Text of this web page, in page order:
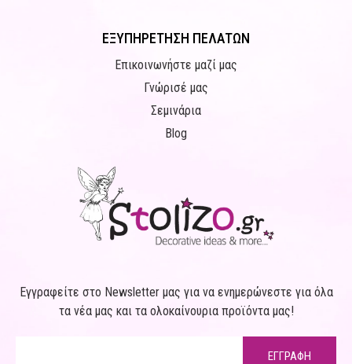
ΕΞΥΠΗΡΕΤΗΣΗ ΠΕΛΑΤΩΝ
Επικοινωνήστε μαζί μας
Γνώρισέ μας
Σεμινάρια
Blog
Εγγραφείτε στο Newsletter μας για να ενημερώνεστε για όλα
τα νέα μας και τα ολοκαίνουρια προϊόντα μας!
ΕΓΓΡΑΦΗ